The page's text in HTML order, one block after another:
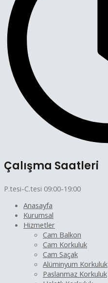
Çalışma Saatleri
P.tesi-C.tesi 09:00-19:00
Anasayfa
Kurumsal
Hizmetler
Cam Balkon
Cam Korkuluk
Cam Saçak
Alüminyum Korkuluk
Paslanmaz Korkuluk